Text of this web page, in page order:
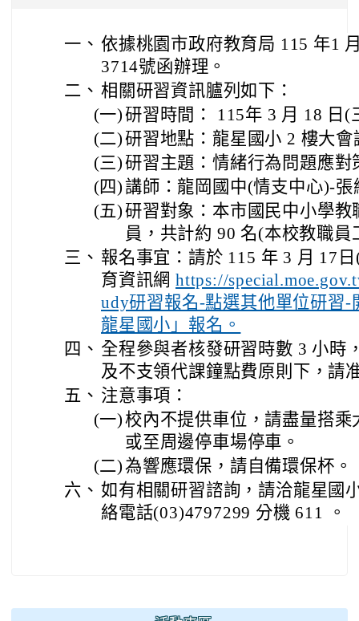
一、 依據桃園市政府教育局 115 年1
3714號函辦理。
二、 相關研習資訊臚列如下：
(一)研習時間： 115年 3 月 18 日(
(二)研習地點：龍星國小 2 樓大會
(三)研習主題：情緒行為問題應對
(四)講師：龍岡國中(情支中心)-張
(五)研習對象：本市國民中小學
員，共計約 90 名(本校教職員
三、 報名事宜：請於 115 年 3 月 17
育資訊網 https://
udy研習報名-點選其他單位研習
龍星國小」報名。
四、 全程參與者核發研習時數 3 小時
及不支領代課鐘點費原則下，請
五、 注意事項：
(一)校內不提供車位，請盡量搭
或至周邊停車場停車。
(二)為響應環保，請自備環保杯。
六、 如有相關研習諮詢，請洽龍星國
絡電話(03)4797299 分機 611 。